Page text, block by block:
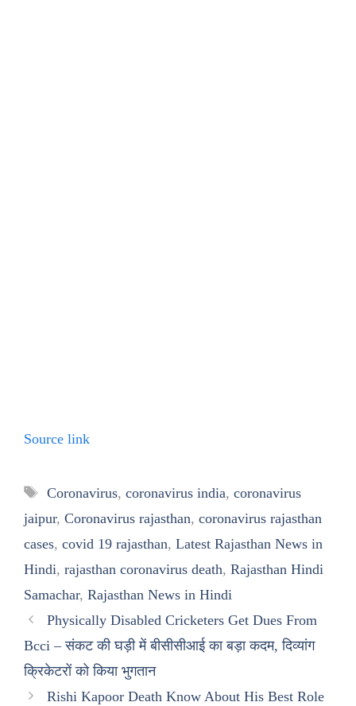
Source link
Tags
Coronavirus, coronavirus india, coronavirus
jaipur, Coronavirus rajasthan, coronavirus rajasthan
cases, covid 19 rajasthan, Latest Rajasthan News in
Hindi, rajasthan coronavirus death, Rajasthan Hindi
Samachar, Rajasthan News in Hindi
Physically Disabled Cricketers Get Dues From
Bcci – संकट की घड़ी में बीसीसीआई का बड़ा कदम, दिव्यांग
क्रिकेटरों को किया भुगतान
Rishi Kapoor Death Know About His Best Role